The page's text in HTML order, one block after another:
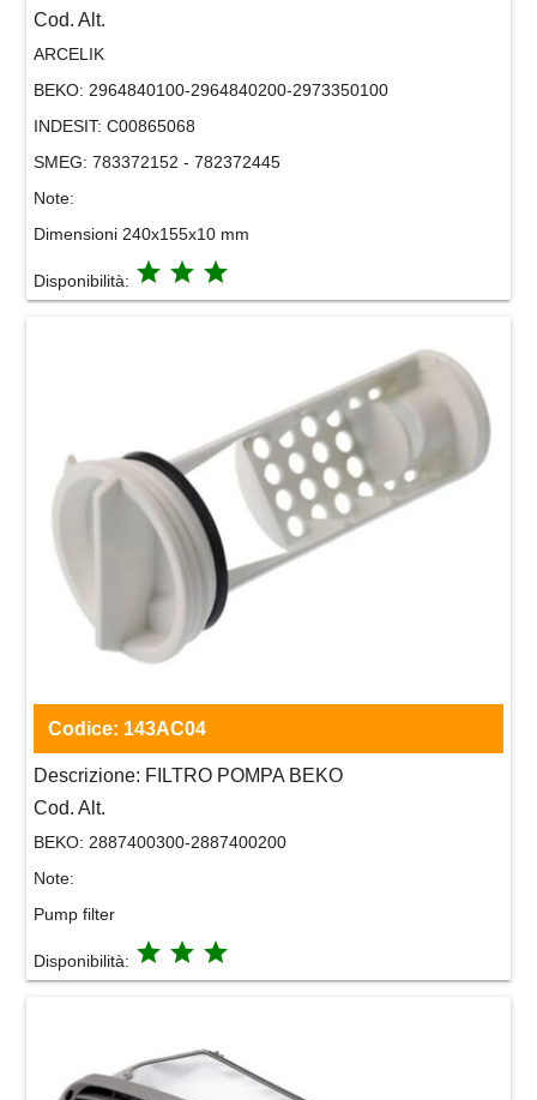
Cod. Alt.
ARCELIK
BEKO: 2964840100-2964840200-2973350100
INDESIT: C00865068
SMEG: 783372152 - 782372445
Note:
Dimensioni 240x155x10 mm
Disponibilità: grade grade grade
Codice: 143AC04
Descrizione: FILTRO POMPA BEKO
Cod. Alt.
BEKO: 2887400300-2887400200
Note:
Pump filter
Disponibilità: grade grade grade